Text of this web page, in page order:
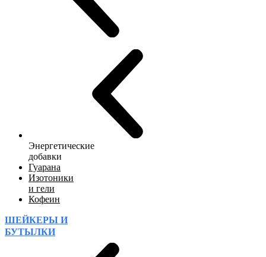
Энергетические
добавки
Гуарана
Изотоники
и гели
Кофеин
ШЕЙКЕРЫ И
БУТЫЛКИ